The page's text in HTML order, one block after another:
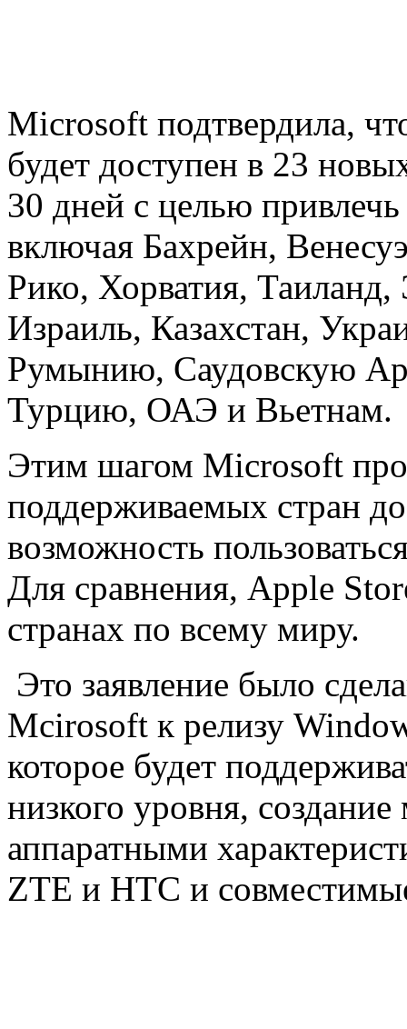
Microsoft подтвердила,
будет доступен в 23
30 дней с целью
включая Бахрейн,
Рико, Хорватия,
Израиль, Казахстан,
Румынию, Саудовскую
Турцию, ОАЭ и Вьетнам.
Этим шагом Microsoft
поддерживаемых стран
возможность
Для сравнения, Apple
странах по всему миру.
Это заявление было
Mcirosoft к релизу
которое будет
низкого уровня,
аппаратными
ZTE и HTC и